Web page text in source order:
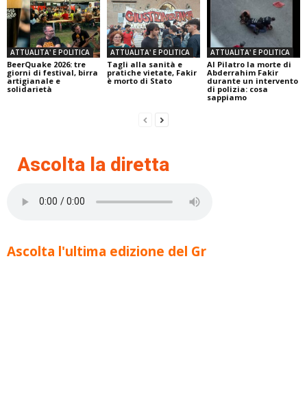
ATTUALITA' E POLITICA
BeerQuake 2026: tre
giorni di festival, birra
artigianale e
solidarietà
ATTUALITA' E POLITICA
Tagli alla sanità e
pratiche vietate, Fakir
è morto di Stato
ATTUALITA' E POLITICA
Al Pilatro la morte di
Abderrahim Fakir
durante un intervento
di polizia: cosa
sappiamo
Ascolta la diretta
Ascolta l'ultima edizione del Gr